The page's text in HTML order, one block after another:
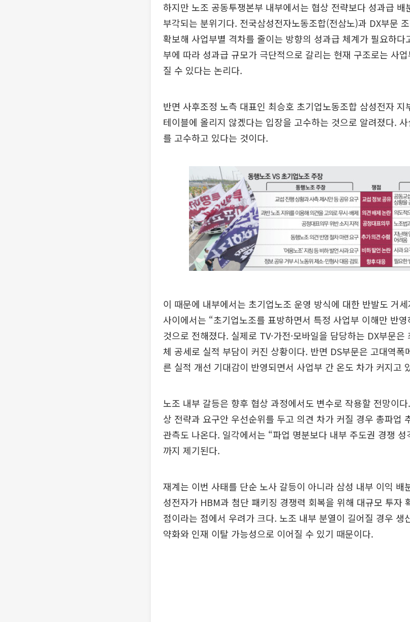
하지만 노조 공동투쟁본부 내부에서는 협상 전략보다 성과급 배
부각되는 분위기다. 전국삼성전자노동조합(전삼노)과 DX부문
확보해 사업부별 격차를 줄이는 방향의 성과급 체계가 필요하다
부에 따라 성과급 규모가 극단적으로 갈리는 현재 구조로는 사
질 수 있다는 논리다.
반면 사후조정 노측 대표인 최승호 초기업노동조합 삼성전자
테이블에 올리지 않겠다는 입장을 고수하는 것으로 알려졌다.
를 고수하고 있다는 것이다.
이 때문에 내부에서는 초기업노조 운영 방식에 대한 반발도 거
사이에서는 “초기업노조를 표방하면서 특정 사업부 이해만 반
것으로 전해졌다. 실제로 TV·가전·모바일을 담당하는 DX부문
체 공세로 실적 부담이 커진 상황이다. 반면 DS부문은 고대역
른 실적 개선 기대감이 반영되면서 사업부 간 온도 차가 커지고
노조 내부 갈등은 향후 협상 과정에서도 변수로 작용할 전망이
상 전략과 요구안 우선순위를 두고 의견 차가 커질 경우 총파업
관측도 나온다. 일각에서는 “파업 명분보다 내부 주도권 경쟁
까지 제기된다.
재계는 이번 사태를 단순 노사 갈등이 아니라 삼성 내부 이익 배
성전자가 HBM과 첨단 패키징 경쟁력 회복을 위해 대규모 투자
점이라는 점에서 우려가 크다. 노조 내부 분열이 길어질 경우 생
약화와 인재 이탈 가능성으로 이어질 수 있기 때문이다.